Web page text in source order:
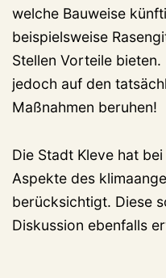
welche Bauweise
beispielsweise
Stellen Vorteile
jedoch auf den
Maßnahmen beruhen!
Die Stadt Kleve hat
Aspekte des
berücksichtigt. Diese
Diskussion ebenfalls